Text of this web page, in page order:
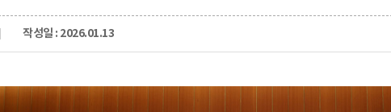
작성일 : 2026.01.13